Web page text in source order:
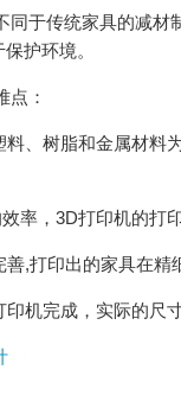
同于传统家具的减
护环境。
点：
、树脂和金属材料
率，3D打印机的打
,打印出的家具在精
机完成，实际的尺